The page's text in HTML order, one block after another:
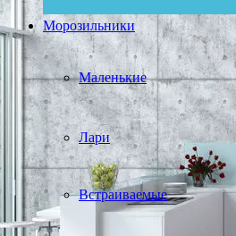
Морозильники
Маленькие
Лари
Встраиваемые